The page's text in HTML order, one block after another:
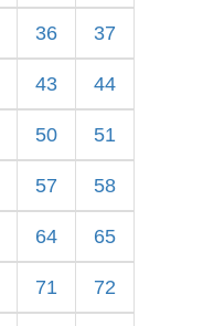
36 37
43 44
50 51
57 58
64 65
71 72